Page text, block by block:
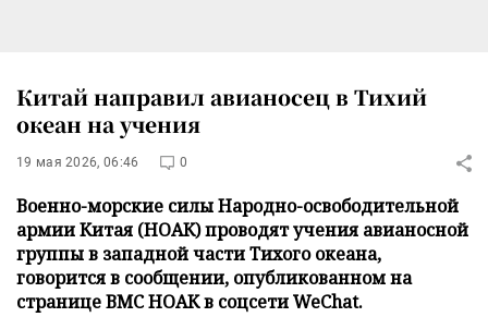
Китай направил авианосец в Тихий
океан на учения
19 мая 2026, 06:46 0
Военно-морские силы Народно-освободительной
армии Китая (НОАК) проводят учения авианосной
группы в западной части Тихого океана,
говорится в сообщении, опубликованном на
странице ВМС НОАК в соцсети WeChat.